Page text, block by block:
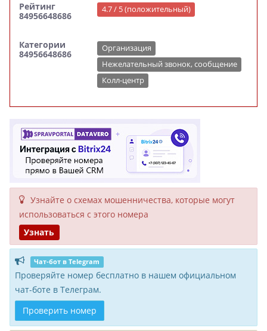
Рейтинг
84956648686
4.7 / 5 (положительный)
Категории
84956648686
Организация
Нежелательный звонок, сообщение
Колл-центр
Узнайте о схемах мошенни­чества, кото­рые могут
исполь­зоваться с этого номера
Узнать
Чат-бот в Telegram
Проверяйте номер бесплатно в нашем официальном
чат-боте в Телеграм.
Проверить номер